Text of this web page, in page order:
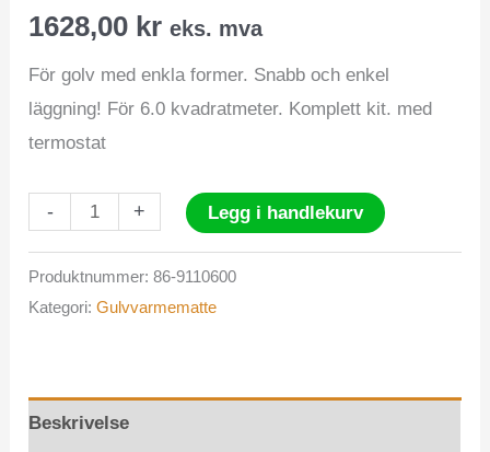
1628,00 kr eks. mva
För golv med enkla former. Snabb och enkel
läggning! För 6.0 kvadratmeter. Komplett kit. med
termostat
-
GVB
6,0
m2
antall
+ Legg i handlekurv
Produktnummer:86-9110600
Kategori:Gulvvarmematte
Beskrivelse